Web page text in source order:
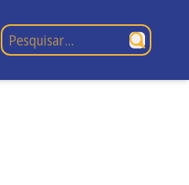
Pesquisar por: